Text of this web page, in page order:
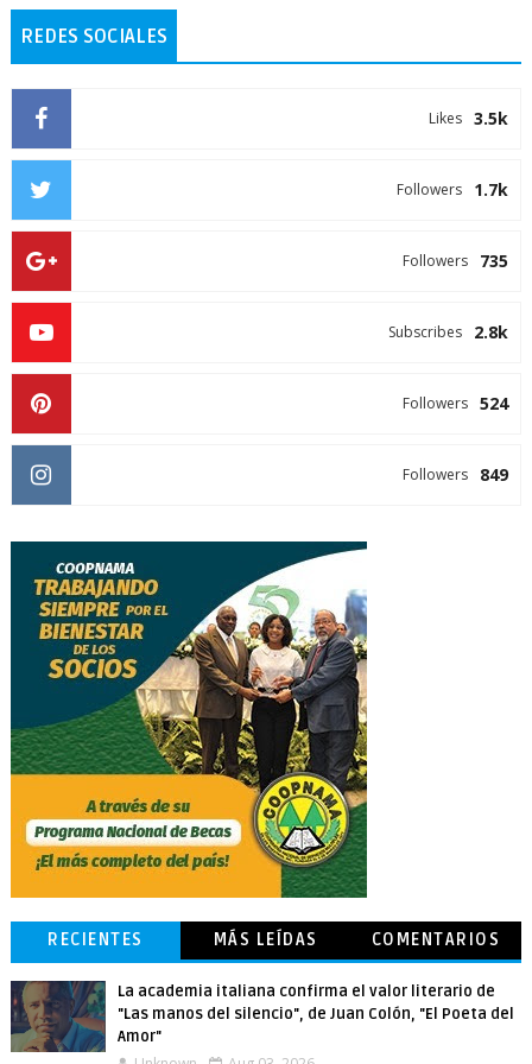
REDES SOCIALES
3.5k
Likes
1.7k
Followers
735
Followers
2.8k
Subscribes
524
Followers
849
Followers
RECIENTES MÁS LEÍDAS COMENTARIOS
La academia italiana confirma el valor literario de
"Las manos del silencio", de Juan Colón, "El Poeta del
Amor"